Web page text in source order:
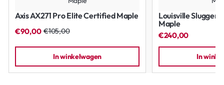
Geen Garantie
Axis AX271 Pro Elite Certified Maple
€90,00 €105,00
In winkelwagen
Louisville Slugger
Maple
€240,00
In